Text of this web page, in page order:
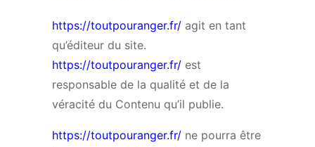
https://toutpouranger.fr/ agit en tant
qu’éditeur du site.
https://toutpouranger.fr/ est
responsable de la qualité et de la
véracité du Contenu qu’il publie.
https://toutpouranger.fr/ ne pourra être